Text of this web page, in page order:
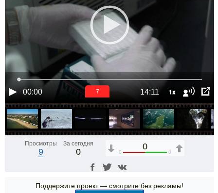
00:00 14:11 1x
7
Просмотры
9
За сегодня
0
0
0 0
Поддержите проект — смотрите без рекламы!